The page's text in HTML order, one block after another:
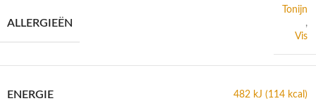
ALLERGIEËN
Tonijn
,
Vis
ENERGIE 482 kJ (114 kcal)